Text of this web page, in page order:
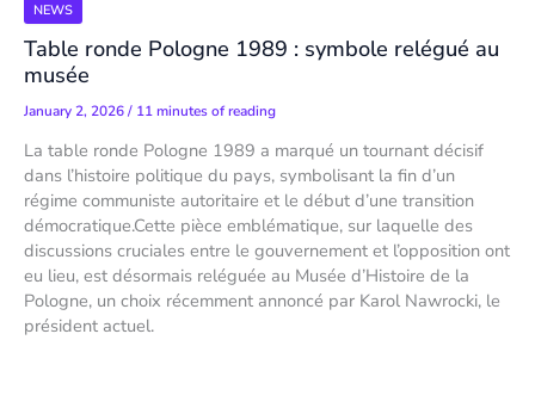
NEWS
Table ronde Pologne 1989 : symbole relégué au
musée
January 2, 2026/ 11 minutes of reading
La table ronde Pologne 1989 a marqué un tournant décisif
dans l’histoire politique du pays, symbolisant la fin d’un
régime communiste autoritaire et le début d’une transition
démocratique.Cette pièce emblématique, sur laquelle des
discussions cruciales entre le gouvernement et l’opposition ont
eu lieu, est désormais reléguée au Musée d’Histoire de la
Pologne, un choix récemment annoncé par Karol Nawrocki, le
président actuel.